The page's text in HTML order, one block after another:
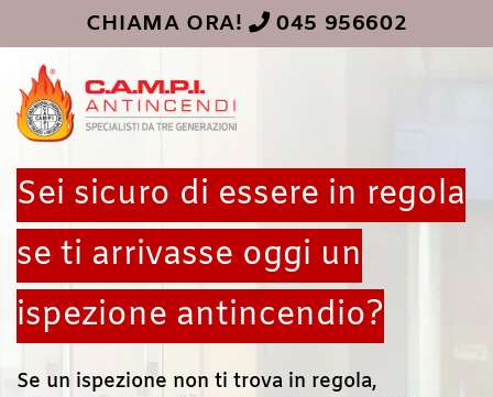
CHIAMA ORA! 045 956602
Sei sicuro di essere in regola
se ti arrivasse oggi un
ispezione antincendio?
Se un ispezione non ti trova in regola,